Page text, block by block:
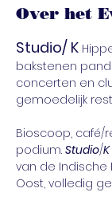
Over het
Studio/ K
bakstenen
concerten en
gemoedelijk
Bioscoop, café/
podium. Studio/K
van de Indische
Oost, volledig